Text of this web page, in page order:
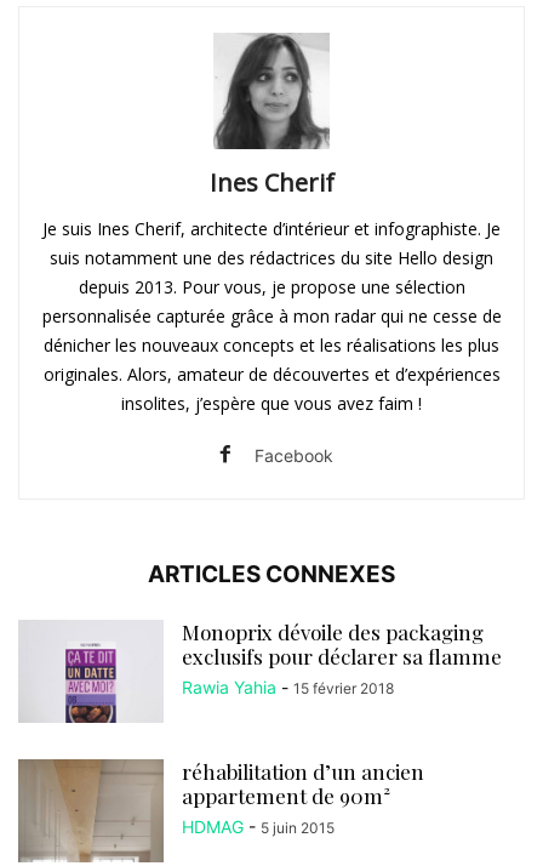
Ines Cherif
Je suis Ines Cherif, architecte d’intérieur et infographiste. Je
suis notamment une des rédactrices du site Hello design
depuis 2013. Pour vous, je propose une sélection
personnalisée capturée grâce à mon radar qui ne cesse de
dénicher les nouveaux concepts et les réalisations les plus
originales. Alors, amateur de découvertes et d’expériences
insolites, j’espère que vous avez faim !
Facebook
ARTICLES CONNEXES
Monoprix dévoile des packaging
exclusifs pour déclarer sa flamme
Rawia Yahia - 15 février 2018
réhabilitation d’un ancien
appartement de 90m²
HDMAG - 5 juin 2015